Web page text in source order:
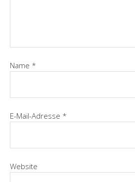
Name *
E-Mail-Adresse *
Website